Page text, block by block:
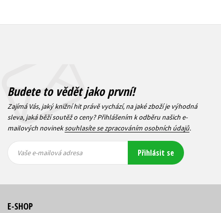
Budete to vědět jako první!
Zajímá Vás, jaký knižní hit právě vychází, na jaké zboží je výhodná
sleva, jaká běží soutěž o ceny? Přihlášením k odběru našich e-
mailových novineksouhlasíte se zpracováním osobních údajů.
mailová
mailová
Vaše e-mailová adresa Přihlásit se
E-SHOP